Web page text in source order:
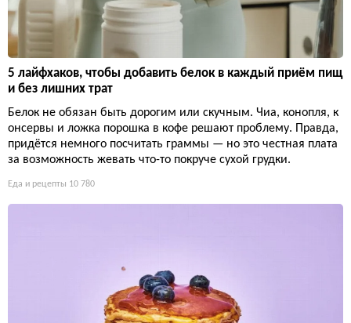
5 лайфхаков, чтобы добавить белок в каждый приём пищ
и без лишних трат
Белок не обязан быть дорогим или скучным. Чиа, конопля, к
онсервы и ложка порошка в кофе решают проблему. Правда,
придётся немного посчитать граммы — но это честная плата
за возможность жевать что-то покруче сухой грудки.
Еда и рецепты 10 780